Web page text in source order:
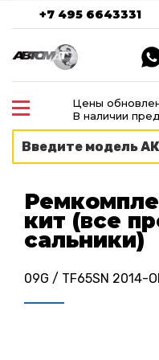
+7 495 6643331
Цены
В наличии
кит (все
сальники)
09G / TF65SN 2014-